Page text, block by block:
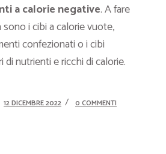
a calorie negative. A fare
sono i cibi a calorie vuote,
confezionati o i cibi
nutrienti e ricchi di calorie.
12 DICEMBRE 2022 0 COMMENTI